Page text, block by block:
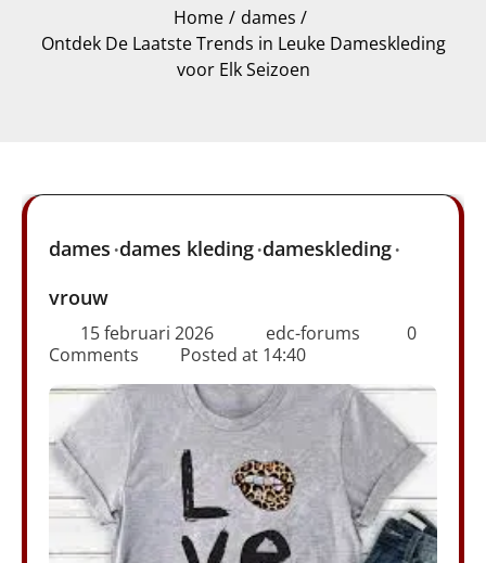
Home
dames
Ontdek De Laatste Trends in Leuke Dameskleding
voor Elk Seizoen
dames dames kleding dameskleding
vrouw
15 februari 2026 edc-forums
0
Comments
Posted at 14:40